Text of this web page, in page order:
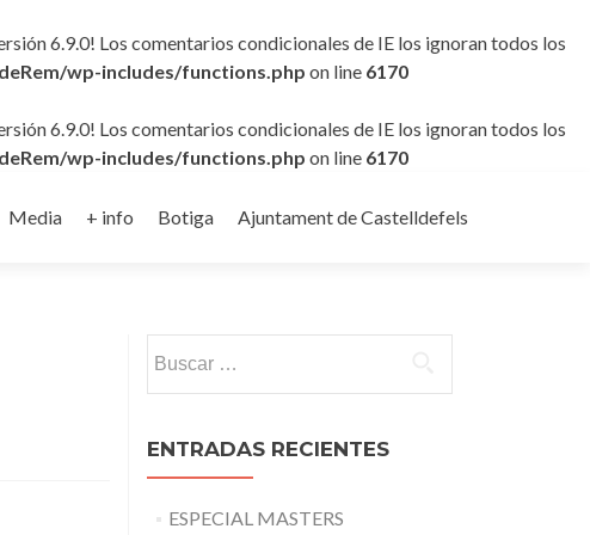
6.9.0! Los comentarios condicionales de IE los ignoran todos los
wp-includes/functions.php on line 6170
6.9.0! Los comentarios condicionales de IE los ignoran todos los
wp-includes/functions.php on line 6170
Media + info Botiga Ajuntament de Castelldefels
ENTRADAS RECIENTES
ESPECIAL MASTERS